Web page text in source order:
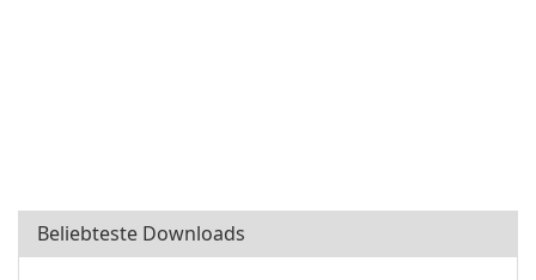
Beliebteste Downloads